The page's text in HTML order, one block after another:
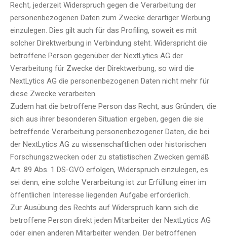
Recht, jederzeit Widerspruch gegen die Verarbeitung der
personenbezogenen Daten zum Zwecke derartiger Werbung
einzulegen. Dies gilt auch für das Profiling, soweit es mit
solcher Direktwerbung in Verbindung steht. Widerspricht die
betroffene Person gegenüber der NextLytics AG der
Verarbeitung für Zwecke der Direktwerbung, so wird die
NextLytics AG die personenbezogenen Daten nicht mehr für
diese Zwecke verarbeiten.
Zudem hat die betroffene Person das Recht, aus Gründen, die
sich aus ihrer besonderen Situation ergeben, gegen die sie
betreffende Verarbeitung personenbezogener Daten, die bei
der NextLytics AG zu wissenschaftlichen oder historischen
Forschungszwecken oder zu statistischen Zwecken gemäß
Art. 89 Abs. 1 DS-GVO erfolgen, Widerspruch einzulegen, es
sei denn, eine solche Verarbeitung ist zur Erfüllung einer im
öffentlichen Interesse liegenden Aufgabe erforderlich.
Zur Ausübung des Rechts auf Widerspruch kann sich die
betroffene Person direkt jeden Mitarbeiter der NextLytics AG
oder einen anderen Mitarbeiter wenden. Der betroffenen